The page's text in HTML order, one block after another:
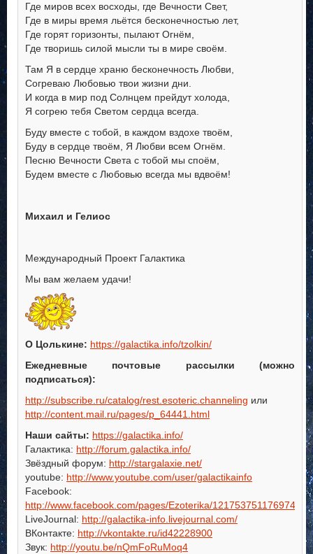
Где миров всех восходы, где Вечности Свет,
Где в миры время льётся бесконечностью лет,
Где горят горизонты, пылают Огнём,
Где творишь силой мысли ты в мире своём.
Там Я в сердце храню бесконечность Любви,
Согреваю Любовью твои жизни дни.
И когда в мир под Солнцем прейдут холода,
Я согрею тебя Светом сердца всегда.
Буду вместе с тобой, в каждом вздохе твоём,
Буду в сердце твоём, Я Любви всем Огнём.
Песню Вечности Света с тобой мы споём,
Будем вместе с Любовью всегда мы вдвоём!
Михаил и Гелиос
Международный Проект Галактика
Мы вам желаем удачи!
О Цолькине: https://galactika.info/tzolkin/
Ежедневные почтовые рассылки (можно
подписаться):
http://subscribe.ru/catalog/rest.esoteric.channeling или
http://content.mail.ru/pages/p_64441.html
Наши сайты: https://galactika.info/
Галактика: http://forum.galactika.info/
Звёздный форум: http://stargalaxie.net/
youtube: http://www.youtube.com/user/galactikainfo
Facebook:
http://www.facebook.com/pages/Ezoterika/121753751176974
LiveJournal: http://galactika-info.livejournal.com/
ВКонтакте: http://vkontakte.ru/id42228900
Звук: http://youtu.be/nQmFoRuMoq4